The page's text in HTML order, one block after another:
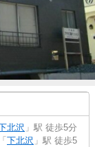
北沢 」駅 徒歩5分
「 下北沢 」駅 徒歩5